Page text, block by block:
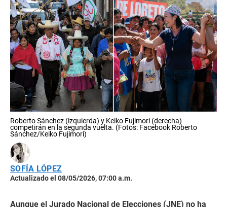
Roberto Sánchez (izquierda) y Keiko Fujimori (derecha)
competirán en la segunda vuelta. (Fotos: Facebook Roberto
Sánchez/Keiko Fujimori)
SOFÍA LÓPEZ
Actualizado el 08/05/2026, 07:00 a.m.
Aunque el Jurado Nacional de Elecciones (JNE) no ha